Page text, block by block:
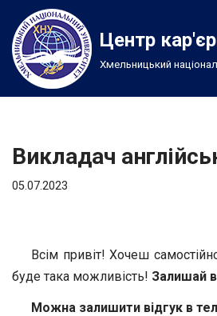
Перейти
до
вмісту
Центр
Хмельницький
Викладач
05.07.2023
Всім привіт! Хочеш
буде така можливість! Залишай
Можна залишити відгук в